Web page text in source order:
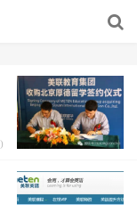
)